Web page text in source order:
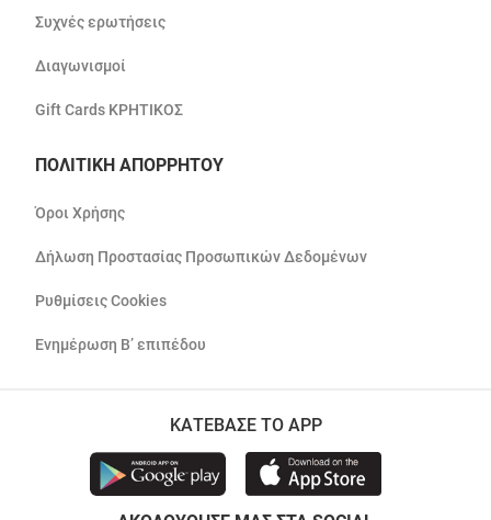
Συχνές ερωτήσεις
Διαγωνισμοί
Gift Cards ΚΡΗΤΙΚΟΣ
ΠΟΛΙΤΙΚΗ ΑΠΟΡΡΗΤΟΥ
Όροι Χρήσης
Δήλωση Προστασίας Προσωπικών Δεδομένων
Ρυθμίσεις Cookies
Ενημέρωση Β’ επιπέδου
ΚΑΤΕΒΑΣΕ ΤΟ APP